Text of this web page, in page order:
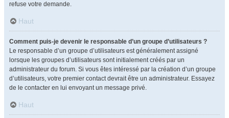
refuse votre demande.
Haut
Comment puis-je devenir le responsable d’un groupe d’utilisateurs ?
Le responsable d’un groupe d’utilisateurs est généralement assigné
lorsque les groupes d’utilisateurs sont initialement créés par un
administrateur du forum. Si vous êtes intéressé par la création d’un groupe
d’utilisateurs, votre premier contact devrait être un administrateur. Essayez
de le contacter en lui envoyant un message privé.
Haut